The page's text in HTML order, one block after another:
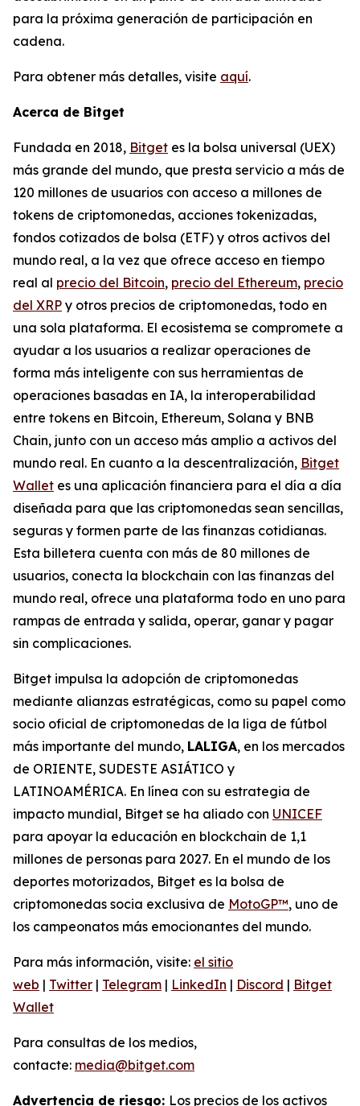
para la próxima generación de participación en
cadena.
Para obtener más detalles, visite aquí.
Acerca de Bitget
Fundada en 2018, Bitget es la bolsa universal (UEX)
más grande del mundo, que presta servicio a más de
120 millones de usuarios con acceso a millones de
tokens de criptomonedas, acciones tokenizadas,
fondos cotizados de bolsa (ETF) y otros activos del
mundo real, a la vez que ofrece acceso en tiempo
real al precio del Bitcoin, precio del Ethereum, precio
del XRP y otros precios de criptomonedas, todo en
una sola plataforma. El ecosistema se compromete a
ayudar a los usuarios a realizar operaciones de
forma más inteligente con sus herramientas de
operaciones basadas en IA, la interoperabilidad
entre tokens en Bitcoin, Ethereum, Solana y BNB
Chain, junto con un acceso más amplio a activos del
mundo real. En cuanto a la descentralización, Bitget
Wallet es una aplicación financiera para el día a día
diseñada para que las criptomonedas sean sencillas,
seguras y formen parte de las finanzas cotidianas.
Esta billetera cuenta con más de 80 millones de
usuarios, conecta la blockchain con las finanzas del
mundo real, ofrece una plataforma todo en uno para
rampas de entrada y salida, operar, ganar y pagar
sin complicaciones.
Bitget impulsa la adopción de criptomonedas
mediante alianzas estratégicas, como su papel como
socio oficial de criptomonedas de la liga de fútbol
más importante del mundo, LALIGA, en los mercados
de ORIENTE, SUDESTE ASIÁTICO y
LATINOAMÉRICA. En línea con su estrategia de
impacto mundial, Bitget se ha aliado con UNICEF
para apoyar la educación en blockchain de 1,1
millones de personas para 2027. En el mundo de los
deportes motorizados, Bitget es la bolsa de
criptomonedas socia exclusiva de MotoGP™, uno de
los campeonatos más emocionantes del mundo.
Para más información, visite: el sitio
web | Twitter | Telegram | LinkedIn | Discord | Bitget
Wallet
Para consultas de los medios,
contacte: media@bitget.com
Advertencia de riesgo: Los precios de los activos